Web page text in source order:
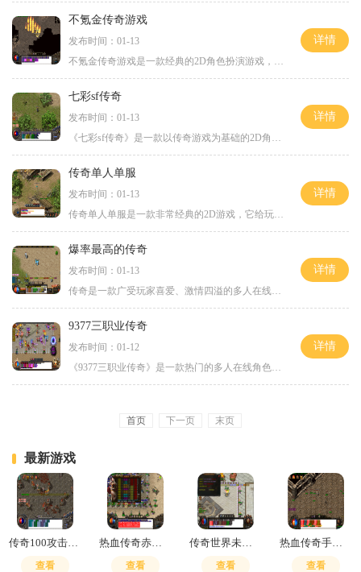
不氪金传奇游戏
发布时间：01-13
不氪金传奇游戏是一款经典的2D角色扮演游戏，拥有万人在线、玩家互动、组队战斗等特点，是广大游戏爱好者们的最爱。在这款游戏中，玩家可以尽情体验到丰富的游戏内容，激烈的战
详情
七彩sf传奇
发布时间：01-13
《七彩sf传奇》是一款以传奇游戏为基础的2D角色扮演游戏，拥有庞大的玩家群体和丰富多彩的游戏内容。这款游戏是一款万人在线的游戏，玩家可以与其他数以千计的玩家进行互动。游
详情
传奇单人单服
发布时间：01-13
传奇单人单服是一款非常经典的2D游戏，它给玩家带来了丰富的角色扮演体验。在这款游戏中，玩家可以与成千上万的其他玩家一起在线互动，体验到前所未有的游戏乐趣。传奇单人单服
详情
爆率最高的传奇
发布时间：01-13
传奇是一款广受玩家喜爱、激情四溢的多人在线角色扮演游戏。它以其精致的画面、刺激的战斗方式和丰富多样的玩法而闻名于世。而在众多的传奇游戏中，有一款被誉为最爆率最高的
详情
9377三职业传奇
发布时间：01-12
《9377三职业传奇》是一款热门的多人在线角色扮演游戏，它以传奇为背景，融合了战士、法师和道士三种职业，为玩家提供了不同的游戏体验。在这个引人入胜的游戏世界中，玩家可以
详情
首页 下一页 末页
最新游戏
传奇100攻击战士烈火多少血
查看
热血传奇赤月峡谷东走廊最简单三个步骤
查看
传奇世界未知暗殿几点开门
查看
热血传奇手游要花多少钱
查看